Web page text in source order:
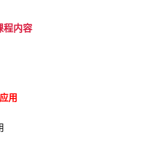
程内容
用